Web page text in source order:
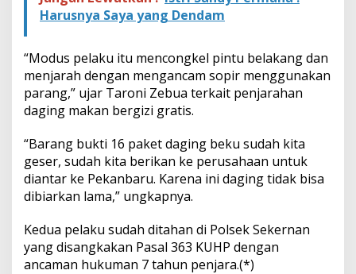
Harusnya Saya yang Dendam
“Modus pelaku itu mencongkel pintu belakang dan
menjarah dengan mengancam sopir menggunakan
parang,” ujar Taroni Zebua terkait penjarahan
daging makan bergizi gratis.
“Barang bukti 16 paket daging beku sudah kita
geser, sudah kita berikan ke perusahaan untuk
diantar ke Pekanbaru. Karena ini daging tidak bisa
dibiarkan lama,” ungkapnya.
Kedua pelaku sudah ditahan di Polsek Sekernan
yang disangkakan Pasal 363 KUHP dengan
ancaman hukuman 7 tahun penjara.(*)